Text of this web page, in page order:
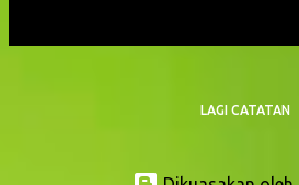
LAGI CATATAN